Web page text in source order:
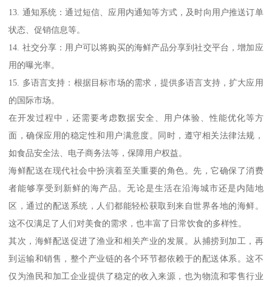
13. 通知系统：通过短信、应用内通知等方式，及时向用户推送订单
状态、促销信息等。
14. 社交分享：用户可以将购买的海鲜产品分享到社交平台，增加应
用的曝光率。
15. 多语言支持：根据目标市场的需求，提供多语言支持，扩大应用
的国际市场。
在开发过程中，还需要考虑数据安全、用户体验、性能优化等方
面，确保应用的稳定性和用户满意度。同时，遵守相关法律法规，
如食品安全法、电子商务法等，保障用户权益。
海鲜配送在现代社会中扮演着至关重要的角色。先，它确保了消费
者能够享受到新鲜的海产品。无论是生活在沿海城市还是内陆地
区，通过的配送系统，人们都能轻松获取到来自世界各地的海鲜。
这不仅满足了人们对美食的需求，也丰富了日常饮食的多样性。
其次，海鲜配送促进了渔业和相关产业的发展。从捕捞到加工，再
到运输和销售，整个产业链的各个环节都依赖于的配送体系。这不
仅为渔民和加工企业提供了稳定的收入来源，也为物流和零售行业